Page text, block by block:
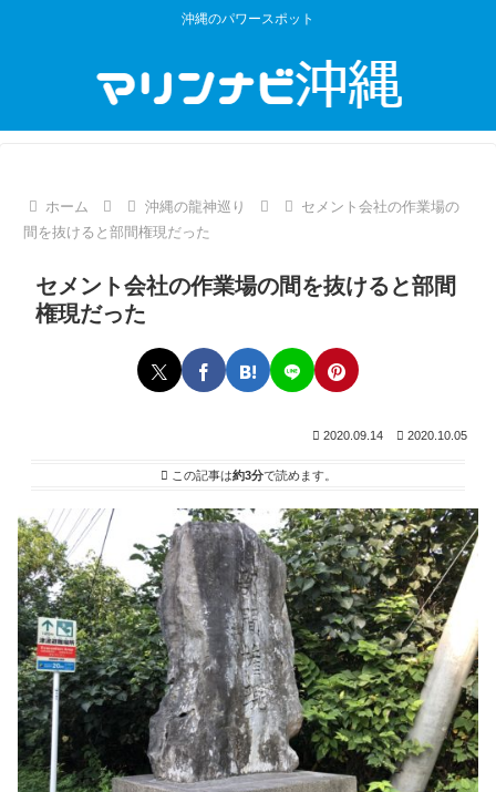
沖縄のパワースポット
ホーム 沖縄の龍神巡り
セメント会社の作業場の
間を抜けると部間権現だった
セメント会社の作業場の間を抜けると部間
権現だった
2020.09.14 2020.10.05
この記事は約3分で読めます。